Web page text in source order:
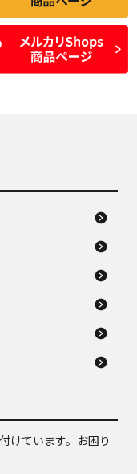
残り溝も少なく、偏
磨耗がみられ、短期
間使用できるくらい
の中古品
けています。お困り